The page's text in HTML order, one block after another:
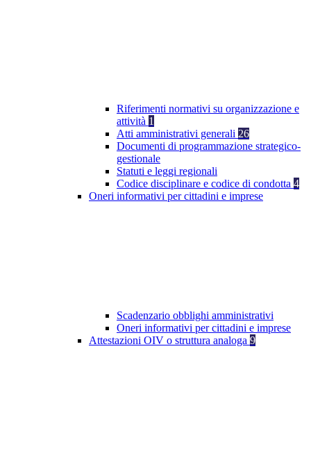
Riferimenti normativi su organizzazione e
attività 1
Atti amministrativi generali 26
Documenti di programmazione strategico-
gestionale
Statuti e leggi regionali
Codice disciplinare e codice di condotta 4
Oneri informativi per cittadini e imprese
Scadenzario obblighi amministrativi
Oneri informativi per cittadini e imprese
Attestazioni OIV o struttura analoga 9